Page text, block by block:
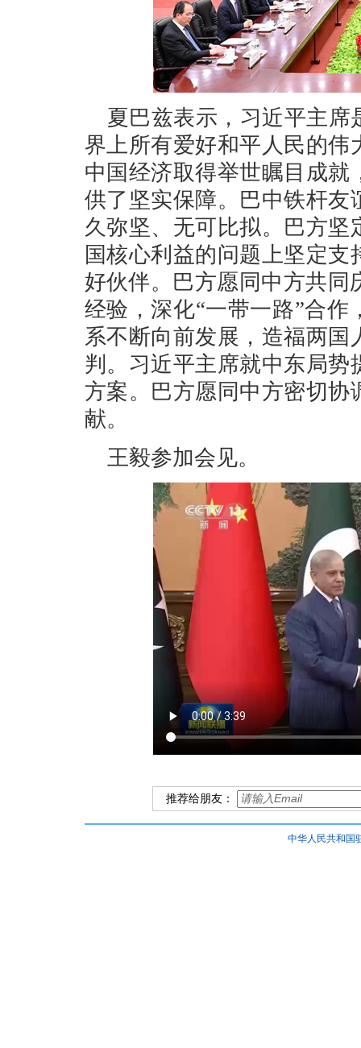
夏巴兹表示，习近平主
界上所有爱好和平人民的
中国经济取得举世瞩目成
供了坚实保障。巴中铁杆
久弥坚、无可比拟。巴方
国核心利益的问题上坚定
好伙伴。巴方愿同中方共同
经验，深化“一带一路”合
系不断向前发展，造福两
判。习近平主席就中东局
方案。巴方愿同中方密切
献。
王毅参加会见。
推荐给朋友：
中华人民共和国